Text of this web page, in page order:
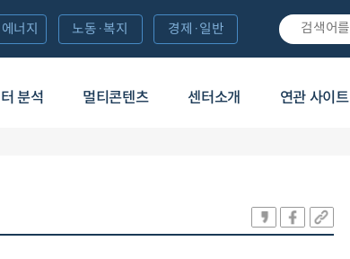
분석 멀티콘텐츠 센터소개 연관 사이트
너지 노동·복지 경제·일반